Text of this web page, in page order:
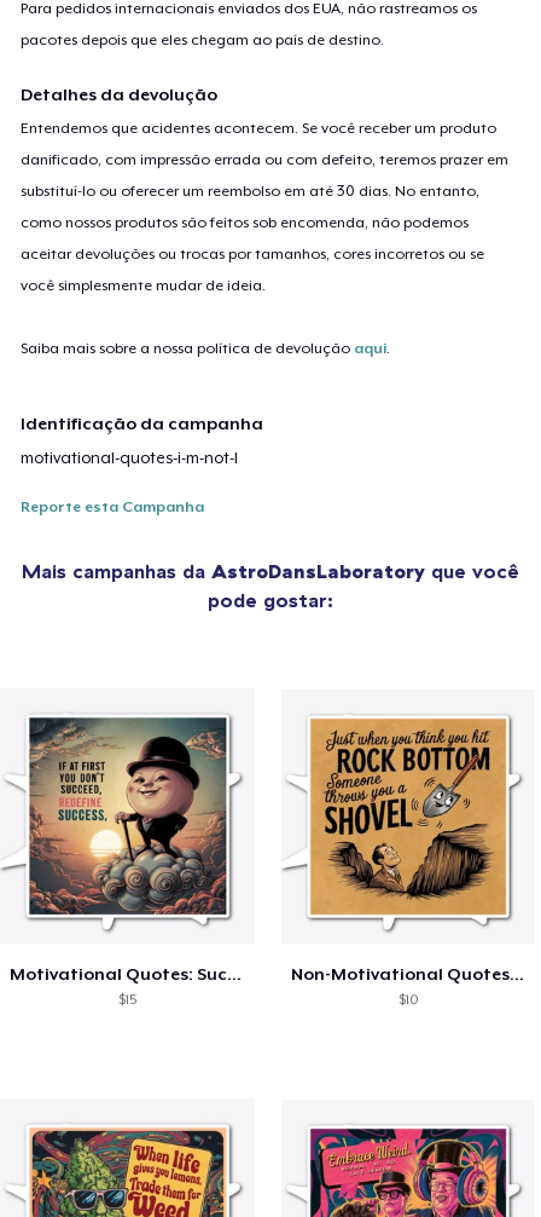
Para pedidos internacionais enviados dos EUA, não rastreamos os
pacotes depois que eles chegam ao país de destino.
Detalhes da devolução
Entendemos que acidentes acontecem. Se você receber um produto
danificado, com impressão errada ou com defeito, teremos prazer em
substituí-lo ou oferecer um reembolso em até 30 dias. No entanto,
como nossos produtos são feitos sob encomenda, não podemos
aceitar devoluções ou trocas por tamanhos, cores incorretos ou se
você simplesmente mudar de ideia.
Saiba mais sobre a nossa política de devolução aqui
Identificação da campanha
motivational-quotes-i-m-not-l
Reporte esta Campanha
Mais campanhas da AstroDansLaboratory que você
pode gostar:
Motivational Quotes: Success
$15
Non-Motivational Quotes: Rock Bottom
$10